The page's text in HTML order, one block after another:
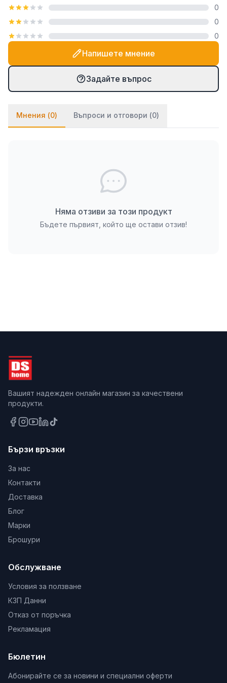
посредством закачалка тип "гребен", която е
включена в комплекта. При PVC паната частите
се монтират на стената посредством
двойнозалепващо се тиксо. Ако ще се монтират
върху стена с тапет, препоръчваме да използвате
и няколко капки лепило върху тиксото (всяко
бързозалепящо лепило като капчица, каноконлит
0
0
0
Напишете мнение
Задайте въпрос
Мнения (0) Въпроси и отговори (0)
Няма отзиви за този продукт
Бъдете първият, който ще остави отзив!
Вашият надежден онлайн магазин за качествени
продукти.
Бързи връзки
За нас
Контакти
Доставка
Блог
Марки
Брошури
Обслужване
Условия за ползване
КЗП Данни
Отказ от поръчка
Рекламация
Бюлетин
Абонирайте се за новини и специални оферти